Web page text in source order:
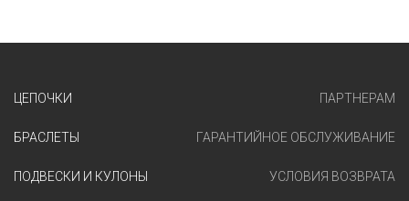
ЦЕПОЧКИ
БРАСЛЕТЫ
ПОДВЕСКИ И КУЛОНЫ
ПАРТНЕРАМ
ГАРАНТИЙНОЕ ОБСЛУЖИВАНИЕ
УСЛОВИЯ ВОЗВРАТА